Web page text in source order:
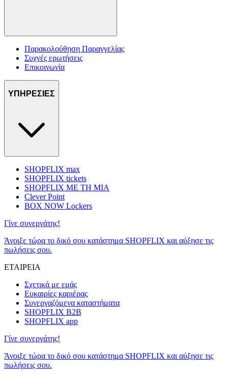
Παρακολούθηση Παραγγελίας
Συχνές ερωτήσεις
Επικοινωνία
ΥΠΗΡΕΣΙΕΣ
SHOPFLIX max
SHOPFLIX tickets
SHOPFLIX ΜΕ ΤΗ ΜΙΑ
Clever Point
BOX NOW Lockers
Γίνε συνεργάτης!
Άνοιξε τώρα το δικό σου κατάστημα SHOPFLIX και αύξησε τις
πωλήσεις σου.
ΕΤΑΙΡΕΙΑ
Σχετικά με εμάς
Ευκαιρίες καριέρας
Συνεργαζόμενα καταστήματα
SHOPFLIX B2B
SHOPFLIX app
Γίνε συνεργάτης!
Άνοιξε τώρα το δικό σου κατάστημα SHOPFLIX και αύξησε τις
πωλήσεις σου.